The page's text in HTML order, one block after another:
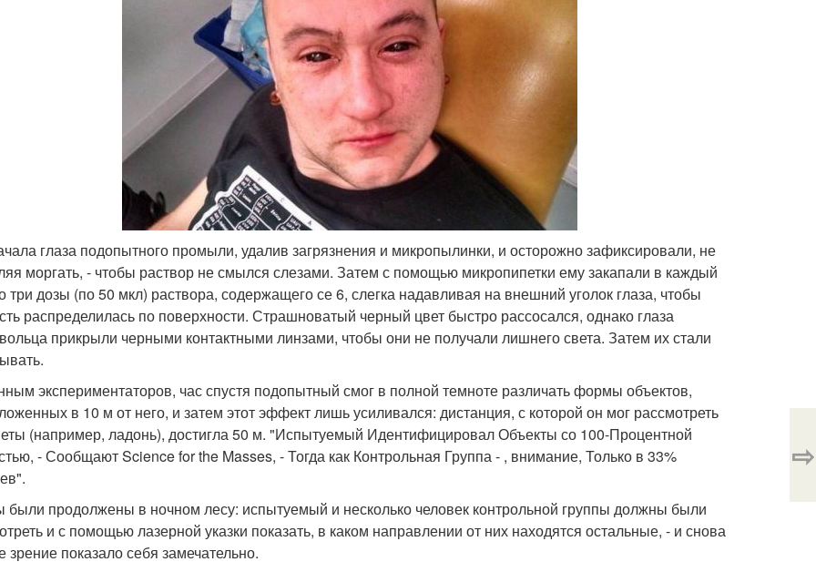
глаза подопытного промыли, удалив загрязнения и микропылинки, и осторожно зафиксировали, не
моргать, - чтобы раствор не смылся слезами. Затем с помощью микропипетки ему закапали в каждый
три дозы (по 50 мкл) раствора, содержащего се 6, слегка надавливая на внешний уголок глаза, чтобы
распределилась по поверхности. Страшноватый черный цвет быстро рассосался, однако глаза
прикрыли черными контактными линзами, чтобы они не получали лишнего света. Затем их стали
экспериментаторов, час спустя подопытный смог в полной темноте различать формы объектов,
в 10 м от него, и затем этот эффект лишь усиливался: дистанция, с которой он мог рассмотреть
(например, ладонь), достигла 50 м. "Испытуемый Идентифицировал Объекты со 100-Процентной
- Сообщают Science for the Masses, - Тогда как Контрольная Группа - , внимание, Только в 33%
продолжены в ночном лесу: испытуемый и несколько человек контрольной группы должны были
и с помощью лазерной указки показать, в каком направлении от них находятся остальные, - и снова
зрение показало себя замечательно.
⇨